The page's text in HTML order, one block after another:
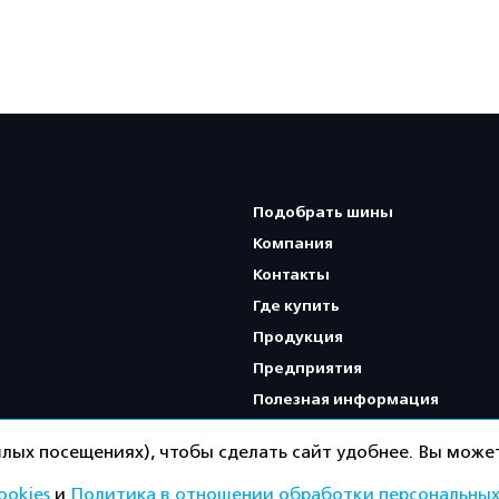
Подобрать шины
Компания
Контакты
Где купить
Продукция
Предприятия
Полезная информация
посещениях), чтобы сделать сайт удобнее. Вы
и Политика в отношении обработки